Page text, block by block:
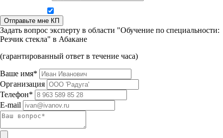
Отправьте мне КП
Задать вопрос эксперту в области "Обучение по специальности:
Резчик стекла" в Абакане
(гарантированный ответ в течение часа)
Ваше имя*
Организация
Телефон*
E-mail